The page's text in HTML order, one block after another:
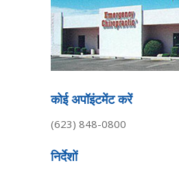
कोई अपॉइंटमेंट करें
(623) 848-0800
निर्देशों